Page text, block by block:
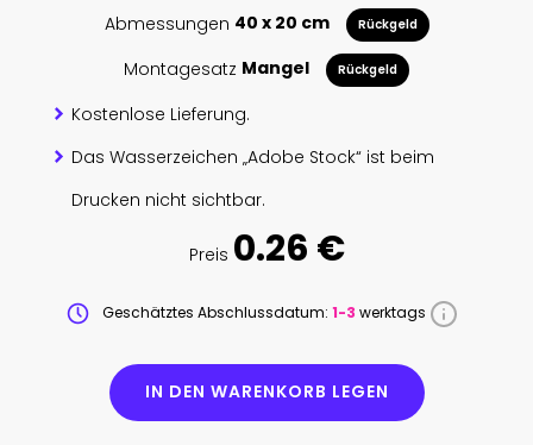
Abmessungen 40 x 20 cm Rückgeld
Montagesatz Mangel Rückgeld
Kostenlose Lieferung.
Das Wasserzeichen „Adobe Stock“ ist beim
Drucken nicht sichtbar.
Preis 0.26 €
Geschätztes Abschlussdatum: 1-3 werktags
IN DEN WARENKORB LEGEN